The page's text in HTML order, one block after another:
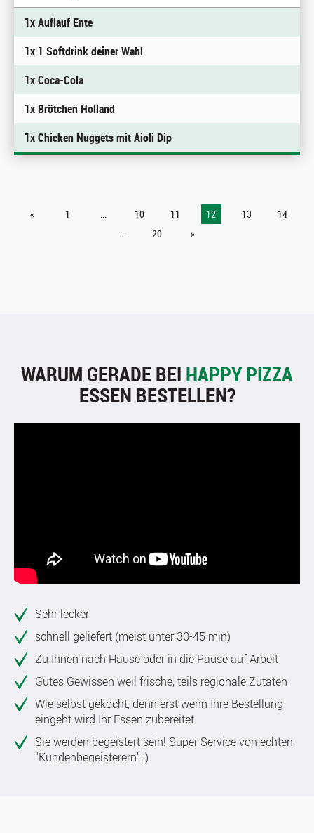
1x Auflauf Ente
1x 1 Softdrink deiner Wahl
1x Coca-Cola
1x Brötchen Holland
1x Chicken Nuggets mit Aioli Dip
« 1 ... 10 11 12 13
14
...
20 »
WARUM GERADE BEI HAPPY PIZZA
ESSEN BESTELLEN?
Sehr lecker
schnell geliefert (meist unter 30-45 min)
Zu Ihnen nach Hause oder in die Pause auf Arbeit
Gutes Gewissen weil frische, teils regionale Zutaten
Wie selbst gekocht, denn erst wenn Ihre Bestellung
eingeht wird Ihr Essen zubereitet
Sie werden begeistert sein! Super Service von echten
"Kundenbegeisterern" :)